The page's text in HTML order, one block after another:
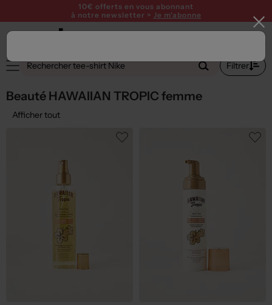
10€ offerts en vous abonnant
à notre newsletter > Je m'abonne
Filtrer
Beauté HAWAIIAN TROPIC femme
Afficher tout